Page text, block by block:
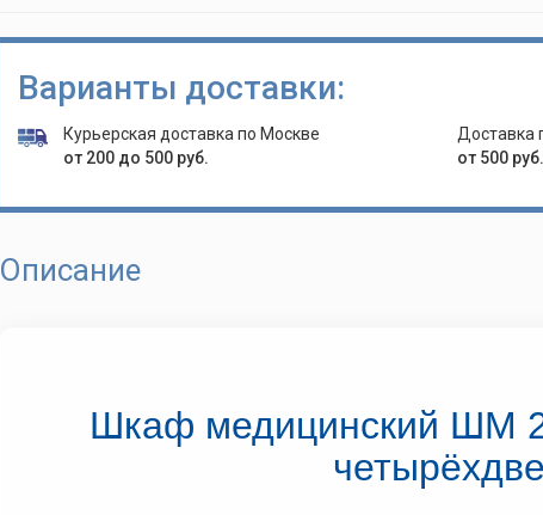
Варианты доставки:
Курьерская доставка по Москве
от 200 до 500 руб.
Доставка
от 500 руб.
Описание
Шкаф медицинский ШМ